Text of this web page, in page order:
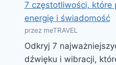
7 częstotliwości, które
energię i świadomość
przez meTRAVEL
Odkryj 7
dźwięku i wibracji,